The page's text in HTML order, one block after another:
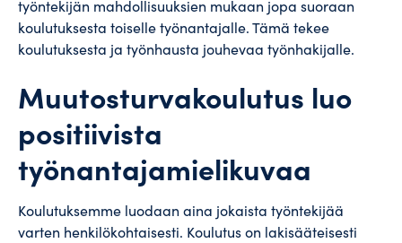
työntekijän mahdollisuuksien mukaan jopa suoraan
koulutuksesta toiselle työnantajalle. Tämä tekee
koulutuksesta ja työnhausta jouhevaa työnhakijalle.
Muutosturvakoulutus luo
positiivista
työnantajamielikuvaa
Koulutuksemme luodaan aina jokaista työntekijää
varten henkilökohtaisesti. Koulutus on lakisääteisesti